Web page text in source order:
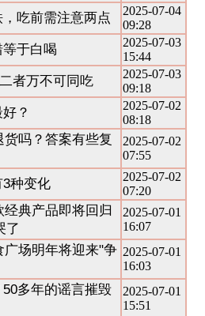
吃前需注意两点
2025-07-04
09:28
于白喝
2025-07-03
15:44
者万不可同吃
2025-07-03
09:18
？
2025-07-02
08:18
吗？答案有些复
2025-07-02
07:55
种变化
2025-07-02
07:20
典产品即将回归
了
2025-07-01
16:07
场明年将迎来"争 2025-07-01
16:03
多年的谣言摧毁
2025-07-01
15:51